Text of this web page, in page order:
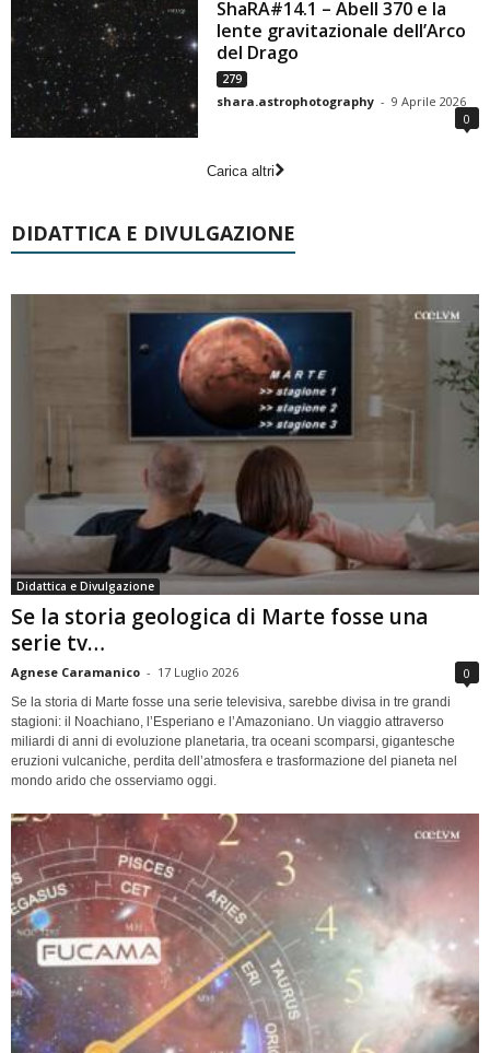
ShaRA#14.1 – Abell 370 e la
lente gravitazionale dell’Arco
del Drago
279
shara.astrophotography - 9 Aprile 2026
0
Carica altri
DIDATTICA E DIVULGAZIONE
Didattica e Divulgazione
Se la storia geologica di Marte fosse una
serie tv…
Agnese Caramanico - 17 Luglio 2026 0
Se la storia di Marte fosse una serie televisiva, sarebbe divisa in tre grandi
stagioni: il Noachiano, l’Esperiano e l’Amazoniano. Un viaggio attraverso
miliardi di anni di evoluzione planetaria, tra oceani scomparsi, gigantesche
eruzioni vulcaniche, perdita dell’atmosfera e trasformazione del pianeta nel
mondo arido che osserviamo oggi.